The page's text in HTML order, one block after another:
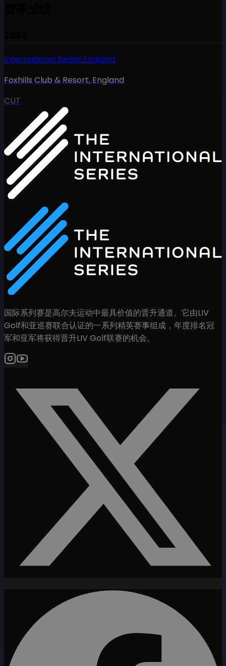
International Series England
Foxhills Club & Resort, England
CUT
国际系列赛是高尔夫运动中最具价值的晋升通道。它由LIV
Golf和亚巡赛联合认证的一系列精英赛事组成，年度排名冠
军和亚军将获得晋升LIV Golf联赛的机会。